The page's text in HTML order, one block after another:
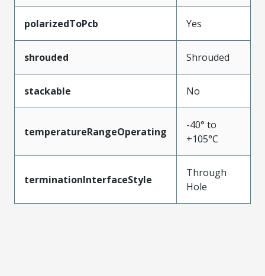
polarizedToPcb Yes
shrouded Shrouded
stackable No
temperatureRangeOperating
-40° to
+105°C
terminationInterfaceStyle
Through
Hole